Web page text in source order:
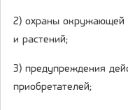
2) охраны окружающей
и растений;
3) предупреждения
приобретателей;